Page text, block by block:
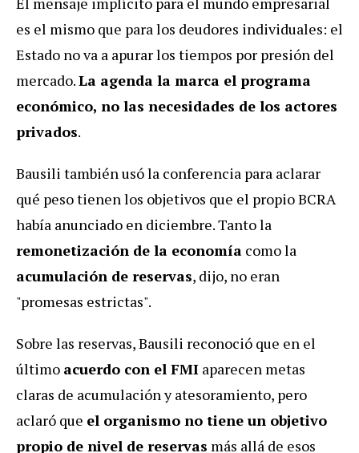
es el mismo que para los deudores individuales: el
Estado no va a apurar los tiempos por presión del
mercado.La agenda la marca el programa
económico, no las necesidades de los actores
privados.
Bausili también usó la conferencia para aclarar
qué peso tienen los objetivos que el propio BCRA
había anunciado en diciembre. Tanto la
remonetización de la economía como la
acumulación de reservas, dijo, no eran
"promesas estrictas".
Sobre las reservas, Bausili reconoció que en el
último acuerdo con el FMI aparecen metas
claras de acumulación y atesoramiento, pero
aclaró que el organismo no tiene un objetivo
propio de nivel de reservas más allá de esos